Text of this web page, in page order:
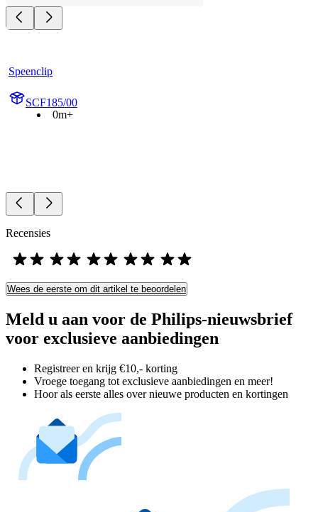
Speenclip
SCF185/00
0m+
Recensies
Wees de eerste om dit artikel te beoordelen
Meld u aan voor de Philips-nieuwsbrief
voor exclusieve aanbiedingen
Registreer en krijg €10,- korting
Vroege toegang tot exclusieve aanbiedingen en meer!
Hoor als eerste alles over nieuwe producten en kortingen